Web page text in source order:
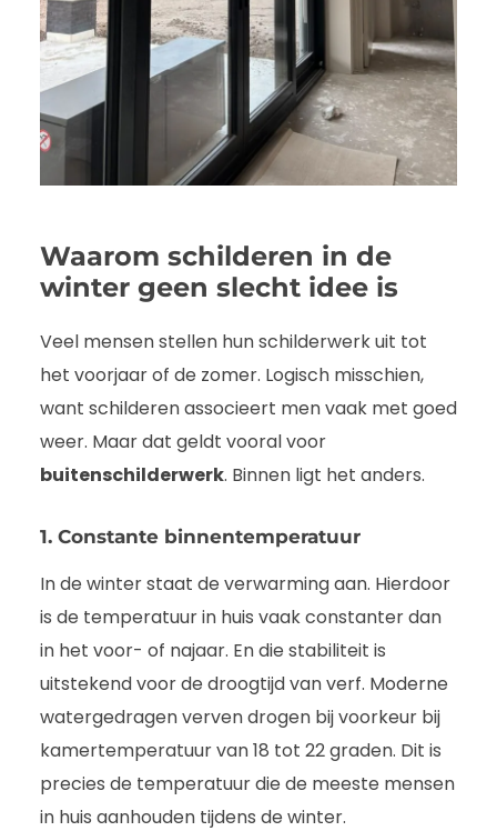
Waarom schilderen in de
winter geen slecht idee is
Veel mensen stellen hun schilderwerk uit tot
het voorjaar of de zomer. Logisch misschien,
want schilderen associeert men vaak met goed
weer. Maar dat geldt vooral voor
buitenschilderwerk. Binnen ligt het anders.
1. Constante binnentemperatuur
In de winter staat de verwarming aan. Hierdoor
is de temperatuur in huis vaak constanter dan
in het voor- of najaar. En die stabiliteit is
uitstekend voor de droogtijd van verf. Moderne
watergedragen verven drogen bij voorkeur bij
kamertemperatuur van 18 tot 22 graden. Dit is
precies de temperatuur die de meeste mensen
in huis aanhouden tijdens de winter.